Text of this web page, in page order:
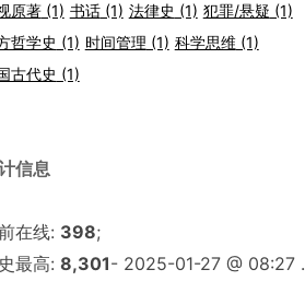
原著(1) 书话(1) 法律史 (1) 犯罪/悬疑 (1)
哲学史 (1) 时间管理 (1) 科学思维(1)
古代史 (1)
信息
在线: 398;
最高: 8,301- 2025-01-27 @ 08:27 .